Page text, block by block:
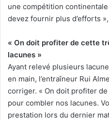
une compétition
devez fournir plus d’efforts
« On doit profiter de cette
lacunes »
Ayant relevé plusieurs
en main, l’entraîneur Rui
corriger. « On doit profiter
pour combler nos lacunes.
prestation lors du dernier